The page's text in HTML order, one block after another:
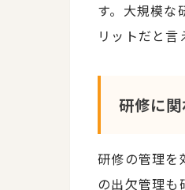
す。大規模な
リットだと言
研修に
研修の管理を
の出欠管理も